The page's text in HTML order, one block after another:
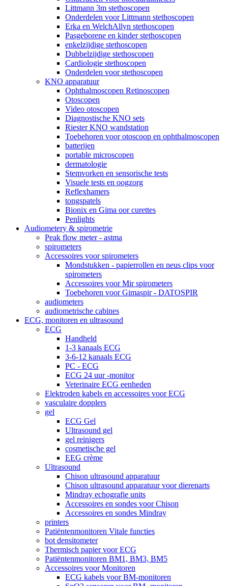
Littmann 3m stethoscopen
Onderdelen voor Littmann stethoscopen
Erka en WelchAllyn stethoscopen
Pasgeborene en kinder stethoscopen
enkelzijdige stethoscopen
Dubbelzijdige stethoscopen
Cardiologie stethoscopen
Onderdelen voor stethoscopen
KNO apparatuur
Ophthalmoscopen Retinoscopen
Otoscopen
Video otoscopen
Diagnostische KNO sets
Riester KNO wandstation
Toebehoren voor otoscoop en ophthalmoscopen
batterijen
portable microscopen
dermatologie
Stemvorken en sensorische tests
Visuele tests en oogzorg
Reflexhamers
tongspatels
Bionix en Gima oor curettes
Penlights
Audiometery & spirometrie
Peak flow meter - astma
spirometers
Accessoires voor spirometers
Mondstukken - papierrollen en neus clips voor
spirometers
Accessoires voor Mir spirometers
Toebehoren voor Gimaspir - DATOSPIR
audiometers
audiometrische cabines
ECG, monitoren en ultrasound
ECG
Handheld
1-3 kanaals ECG
3-6-12 kanaals ECG
PC - ECG
ECG 24 uur -monitor
Veterinaire ECG eenheden
Elektroden kabels en accessoires voor ECG
vasculaire dopplers
gel
ECG Gel
Ultrasound gel
gel reinigers
cosmetische gel
EEG crème
Ultrasound
Chison ultrasound apparatuur
Chison ultrasound apparatuur voor dierenarts
Mindray echografie units
Accessoires en sondes voor Chison
Accessoires en sondes Mindray
printers
Patiëntenmonitoren Vitale functies
bot densitometer
Thermisch papier voor ECG
Patiëntenmonitoren BM1, BM3, BM5
Accessoires voor Monitoren
ECG kabels voor BM-monitoren